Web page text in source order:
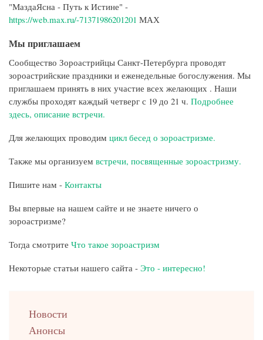
"МаздаЯсна - Путь к Истине" -
https://web.max.ru/-71371986201201 МАХ
Мы приглашаем
Сообщество Зороастрийцы Санкт-Петербурга проводят
зороастрийские праздники и еженедельные богослужения. Мы
приглашаем принять в них участие всех желающих . Наши
службы проходят каждый четверг с 19 до 21 ч. Подробнее
здесь, описание встречи.
Для желающих проводим цикл бесед о зороастризме.
Также мы организуем встречи, посвященные зороастризму.
Пишите нам - Контакты
Вы впервые на нашем сайте и не знаете ничего о
зороастризме?
Тогда смотрите Что такое зороастризм
Некоторые статьи нашего сайта - Это - интересно!
upНовости
Анонсы